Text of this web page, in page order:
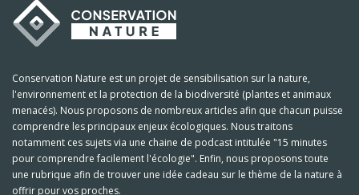
Conservation Nature est un projet de sensibilisation sur la nature,
l'environnement et la protection de la biodiversité (plantes et animaux
menacés). Nous proposons de nombreux articles afin que chacun puisse
comprendre les principaux enjeux écologiques. Nous traitons
notamment ces sujets via une chaine de podcast intitulée "15 minutes
pour comprendre facilement l'écologie". Enfin, nous proposons toute
une rubrique afin de trouver une idée cadeau sur le thème de la nature à
offrir pour vos proches.